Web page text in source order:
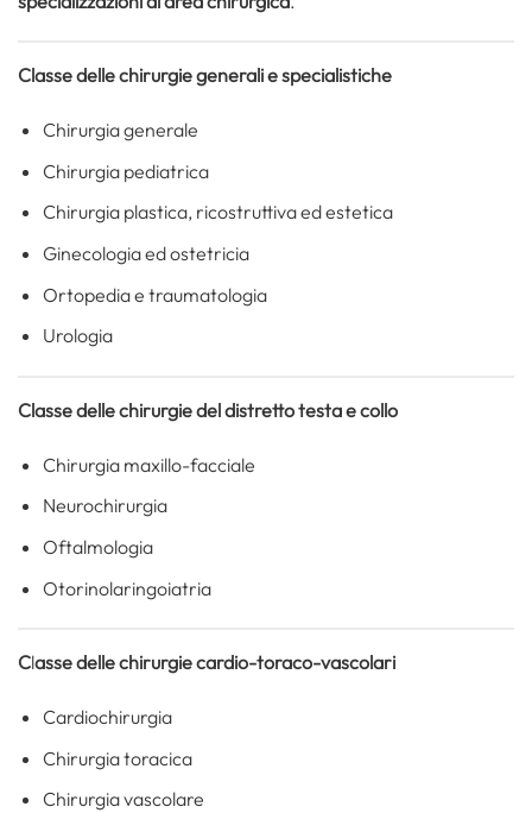
Classe delle chirurgie generali e specialistiche
Chirurgia generale
Chirurgia pediatrica
Chirurgia plastica, ricostruttiva ed estetica
Ginecologia ed ostetricia
Ortopedia e traumatologia
Urologia
Classe delle chirurgie del distretto testa e collo
Chirurgia maxillo-facciale
Neurochirurgia
Oftalmologia
Otorinolaringoiatria
Classe delle chirurgie cardio-toraco-vascolari
Cardiochirurgia
Chirurgia toracica
Chirurgia vascolare